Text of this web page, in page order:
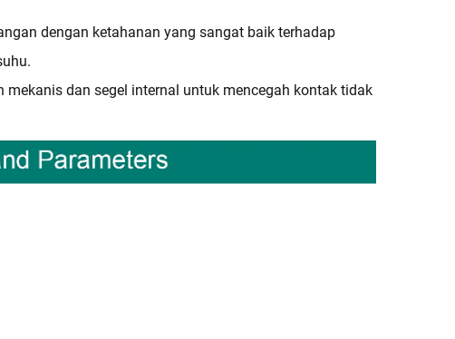
dengan ketahanan yang sangat baik terhadap
mekanis dan segel internal untuk mencegah kontak tidak